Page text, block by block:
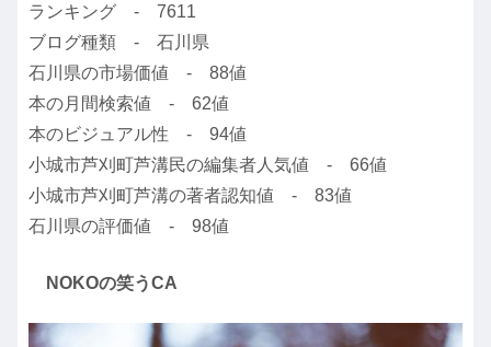
ランキング - 7611
ブログ種類 - 石川県
石川県の市場価値 - 88値
本の月間検索値 - 62値
本のビジュアル性 - 94値
小城市芦刈町芦溝民の編集者人気値 - 66値
小城市芦刈町芦溝の著者認知値 - 83値
石川県の評価値 - 98値
NOKOの笑うCA